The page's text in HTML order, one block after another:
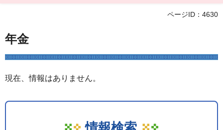
ページID：4630
年金
現在、情報はありません。